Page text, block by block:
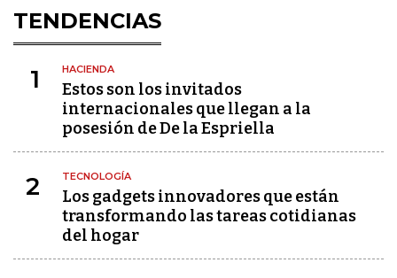
TENDENCIAS
1 HACIENDA
Estos son los invitados
internacionales que llegan a la
posesión de De la Espriella
2 TECNOLOGÍA
Los gadgets innovadores que están
transformando las tareas cotidianas
del hogar